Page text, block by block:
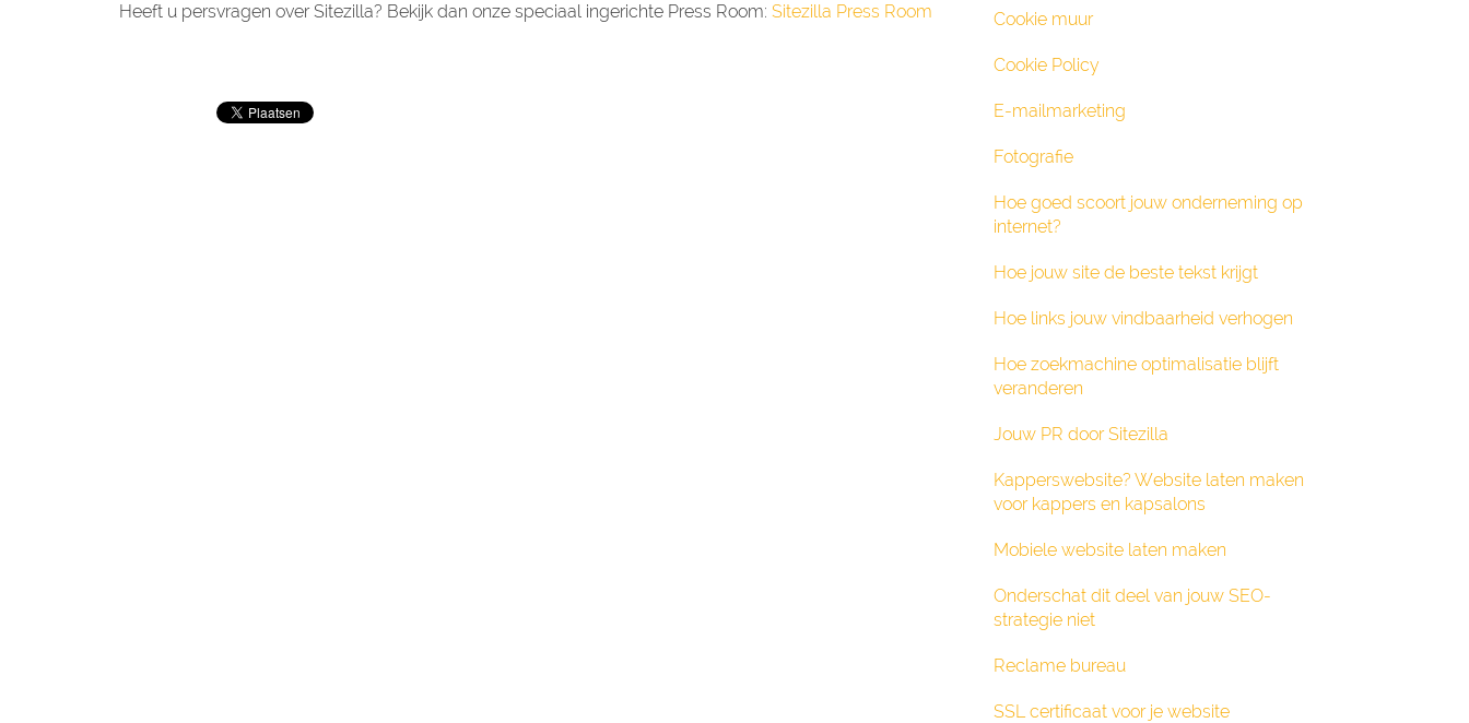
Heeft u persvragen over Sitezilla? Bekijk dan onze speciaal ingerichte Press Room: Sitezilla Press Room Cookie muur
Cookie Policy
E-mailmarketing
Fotografie
Hoe goed scoort jouw onderneming op
internet?
Hoe jouw site de beste tekst krijgt
Hoe links jouw vindbaarheid verhogen
Hoe zoekmachine optimalisatie blijft
veranderen
Jouw PR door Sitezilla
Kapperswebsite? Website laten maken
voor kappers en kapsalons
Mobiele website laten maken
Onderschat dit deel van jouw SEO-
strategie niet
Reclame bureau
SSL certificaat voor je website